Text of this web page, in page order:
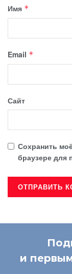
Имя *
Email *
Сайт
Сохранить
браузере для
и